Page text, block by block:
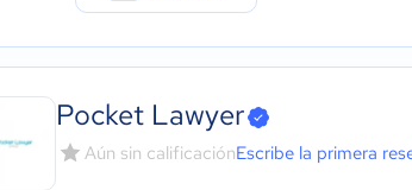
Pocket Lawyer
Aún sin calificaciónEscribe la primera